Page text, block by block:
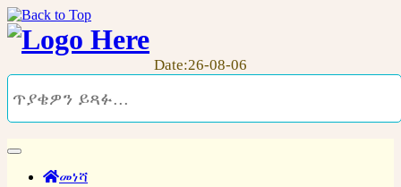
Date:26-08-06
መነሻ